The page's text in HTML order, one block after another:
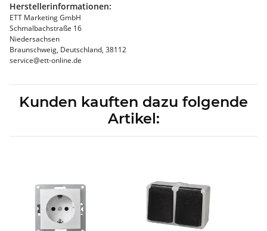
Herstellerinformationen:
ETT Marketing GmbH
Schmalbachstraße 16
Niedersachsen
Braunschweig, Deutschland, 38112
service@ett-online.de
Kunden kauften dazu folgende
Artikel: